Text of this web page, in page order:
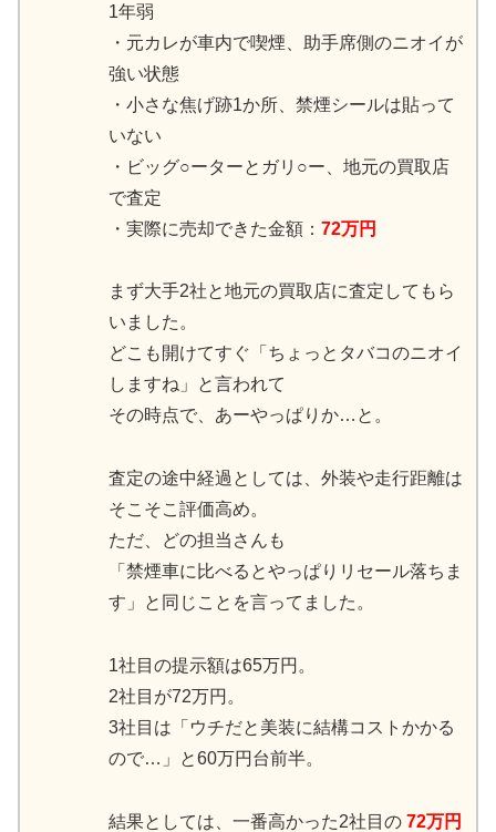
1年弱
・元カレが車内で喫煙、助手席側のニオイが
強い状態
・小さな焦げ跡1か所、禁煙シールは貼って
いない
・ビッグ○ーターとガリ○ー、地元の買取店
で査定
・実際に売却できた金額： 72万円
まず大手2社と地元の買取店に査定してもら
いました。
どこも開けてすぐ「ちょっとタバコのニオイ
しますね」と言われて
その時点で、あーやっぱりか…と。
査定の途中経過としては、外装や走行距離は
そこそこ評価高め。
ただ、どの担当さんも
「禁煙車に比べるとやっぱりリセール落ちま
す」と同じことを言ってました。
1社目の提示額は65万円。
2社目が72万円。
3社目は「ウチだと美装に結構コストかかる
ので…」と60万円台前半。
結果としては、一番高かった2社目の 72万円